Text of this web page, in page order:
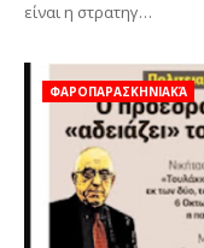
είναι η στρατηγ…
ΦΑΡΟΠΑΡΑΣΚΗΝΙΑΚΆ